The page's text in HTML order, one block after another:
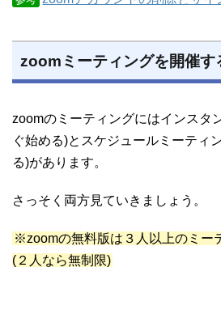
zoomミーティングを開催す
zoomのミーティングにはインスタ
ぐ始める)とスケジュールミーティ
る)があります。
さっそく両方見ていきましょう。
※zoomの無料版は３人以上のミー
(２人なら無制限)